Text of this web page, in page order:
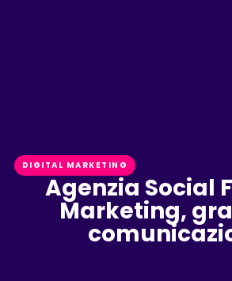
DIGITAL MARKETING
Agenzia Social
Marketing,